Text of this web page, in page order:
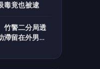
毒竟也被逮
警二分局透
滯留在外男子